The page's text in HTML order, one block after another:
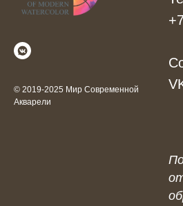
© 2019-2025 Мир Современной
Акварели